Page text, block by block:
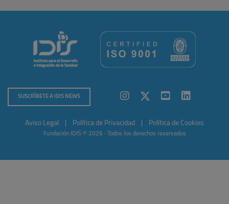
SUSCRÍBETE A IDIS NEWS
Aviso Legal Política de Privacidad Política de Cookies
Fundación IDIS © 2026 · Todos los derechos reservados